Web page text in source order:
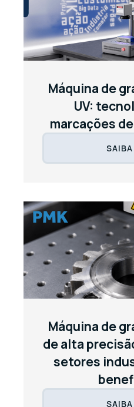
Máquina de
UV:
marcações
Máquina de
de alta
setores